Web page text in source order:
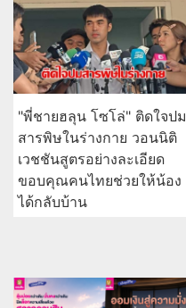
"พี่ชายฮลุน โซโล่" ติดใจปม
สารพิษในร่างกาย วอนนิติ
เวชชันสูตรอย่างละเอียด
ขอบคุณคนไทยช่วยให้น้อง
ได้กลับบ้าน